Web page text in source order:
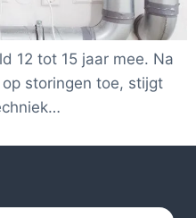
12 tot 15 jaar mee. Na
storingen toe, stijgt